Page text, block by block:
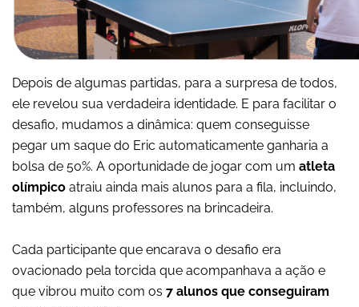
Depois de algumas partidas, para a surpresa de todos,
ele revelou sua verdadeira identidade. E para facilitar o
desafio, mudamos a dinâmica: quem conseguisse
pegar um saque do Eric automaticamente ganharia a
bolsa de 50%. A oportunidade de jogar com um atleta
olímpico atraiu ainda mais alunos para a fila, incluindo,
também, alguns professores na brincadeira.
Cada participante que encarava o desafio era
ovacionado pela torcida que acompanhava a ação e
que vibrou muito com os 7 alunos que conseguiram